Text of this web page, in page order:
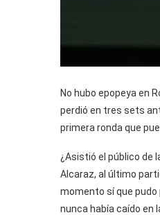
No hubo epopeya en
perdió en tres sets
primera ronda que
¿Asistió el público de
Alcaraz, al último
momento sí que pudo
nunca había caído en